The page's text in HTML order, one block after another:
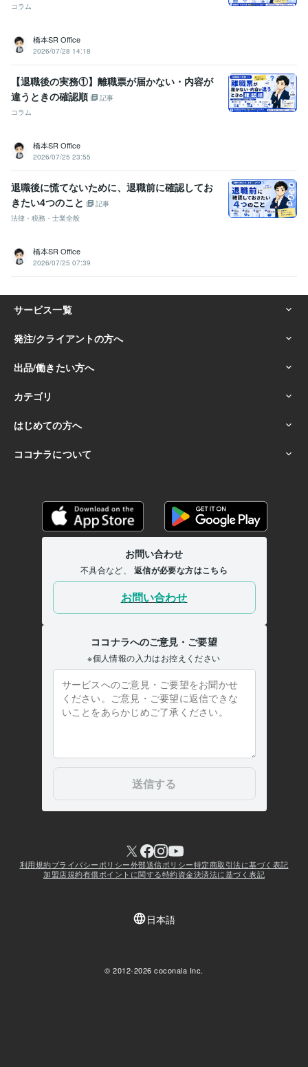
コラム
橋本SR Office
2026/07/28 14:18
【退職後の実務①】離職票が届かない・内容が
違うときの確認順
記事
コラム
橋本SR Office
2026/07/25 23:55
退職後に慌てないために、退職前に確認してお
きたい4つのこと
記事
法律・税務・士業全般
橋本SR Office
2026/07/25 07:39